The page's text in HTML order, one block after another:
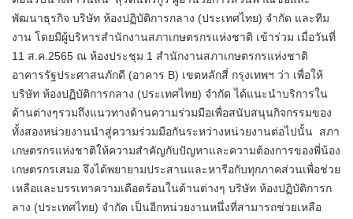
พัฒนาธุรกิจ บริษัท ห้องปฏิบัติการกลาง (ประเทศไทย) จำกัด และทีม
งาน โดยมีผู้บริหารสำนักงานสภาเกษตรกรแห่งชาติ เข้าร่วม เมื่อวันที่​
11​ ส.ค.2565​ ณ ห้องประชุม 1 สำนักงานสภาเกษตรกรแห่งชาติ
อาคารรัฐประศาสนภักดี (อาคาร B) เขตหลักสี่ กรุงเทพฯ ว่า เพื่อให้
บริษัท ห้องปฏิบัติการกลาง (ประเทศไทย) จำกัด ได้แนะนำบริการใน
ด้านต่างๆรวมถึงแนวทางด้านความร่วมมือเพื่อสนับสนุนกิจกรรมของ
ทั้งสองหน่วยงานนำสู่ความร่วมมือกันระหว่างหน่วยงานต่อไปนั้น สภา
เกษตรกรแห่งชาติให้ความสำคัญกับปัญหาและความต้องการของพี่น้อง
เกษตรกรเสมอ จึงได้พยายามประสานและหารือกับทุกภาคส่วนเพื่อช่วย
เหลือและบรรเทาความเดือดร้อนในด้านต่างๆ บริษัท ห้องปฏิบัติการก
ลาง (ประเทศไทย) จำกัด เป็นอีกหน่วยงานหนึ่งที่สามารถช่วยเหลือ